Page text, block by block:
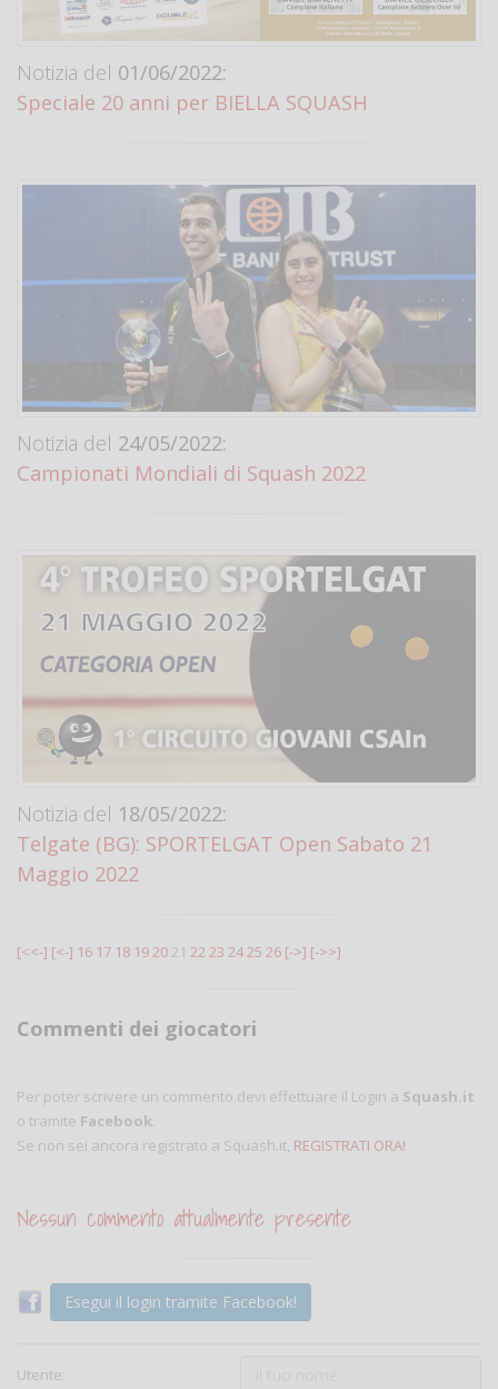
Notizia del 01/06/2022:
Speciale 20 anni per BIELLA SQUASH
Notizia del 24/05/2022:
Campionati Mondiali di Squash 2022
Notizia del 18/05/2022:
Telgate (BG): SPORTELGAT Open Sabato 21
Maggio 2022
[<<-] [<-] 16 17 18 1920 21 22 23 2425 26 [->] [->>]
Commenti dei giocatori
Per poter scrivere un commento devi effettuare il Login a Squash.it
o tramite Facebook.
Se non sei ancora registrato a Squash.it, REGISTRATI ORA!
Nessun commento attualmente presente
Esegui il login tramite Facebook!
Utente: